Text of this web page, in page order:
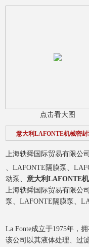
点击看大图
意大利LAFONTE机械密封
上海轶舜国际贸易有限公
、LAFONTE隔膜泵、
动泵、 意大利LAFONTE
上海轶舜国际贸易有限公
泵、LAFONTE隔膜泵、
La Fonte成立于1975年，
该公司以其液体处理、过